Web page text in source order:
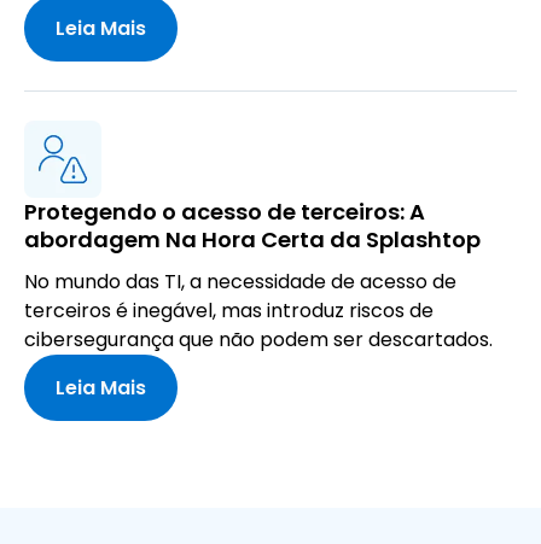
Leia Mais
Protegendo o acesso de terceiros: A
abordagem Na Hora Certa da Splashtop
No mundo das TI, a necessidade de acesso de
terceiros é inegável, mas introduz riscos de
cibersegurança que não podem ser descartados.
Leia Mais